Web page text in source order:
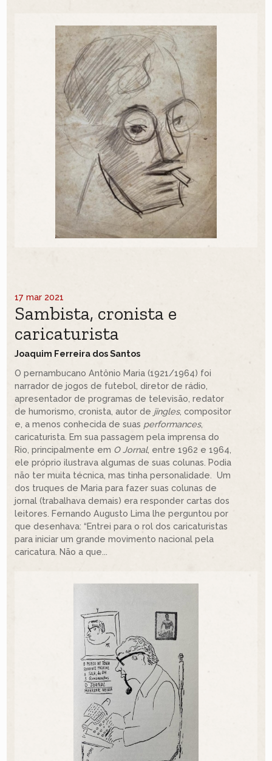
17 mar 2021
Sambista, cronista e
caricaturista
Joaquim Ferreira dos Santos
O pernambucano Antônio Maria (1921/1964) foi
narrador de jogos de futebol, diretor de rádio,
apresentador de programas de televisão, redator
de humorismo, cronista, autor de jingles, compositor
e, a menos conhecida de suas performances,
caricaturista. Em sua passagem pela imprensa do
Rio, principalmente em O Jornal, entre 1962 e 1964,
ele próprio ilustrava algumas de suas colunas. Podia
não ter muita técnica, mas tinha personalidade. Um
dos truques de Maria para fazer suas colunas de
jornal (trabalhava demais) era responder cartas dos
leitores. Fernando Augusto Lima lhe perguntou por
que desenhava: “Entrei para o rol dos caricaturistas
para iniciar um grande movimento nacional pela
caricatura. Não a que...